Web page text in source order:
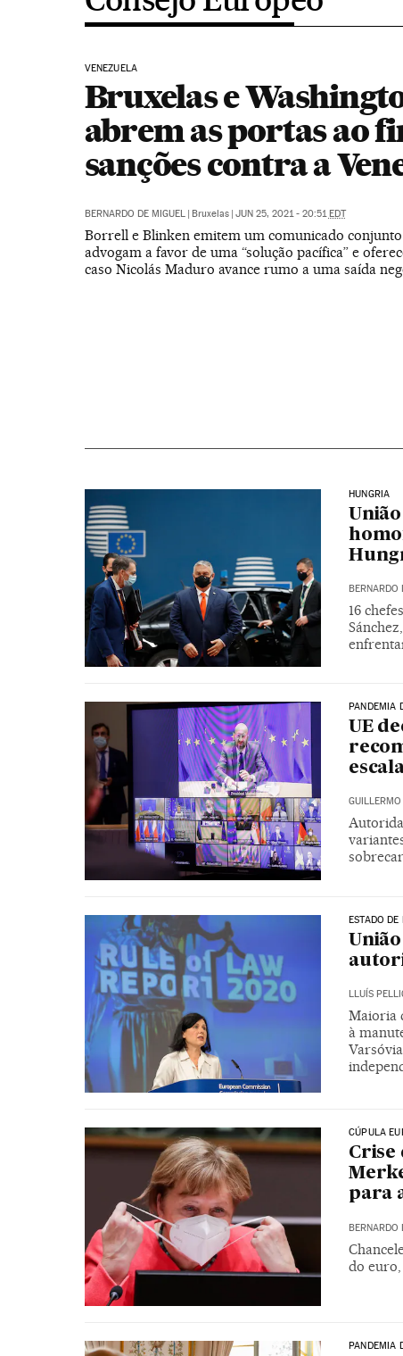
VENEZUELA
Bruxelas e
abrem as portas ao
sanções contra a
BERNARDO DE MIGUEL | Bruxelas | JUN 25, 2021 - 20:51EDT
Borrell e Blinken emitem um comunicado
advogam a favor de uma “solução pacífica” e
caso Nicolás Maduro avance rumo a uma saída
HUNGRIA
BERNARDO
16
PANDEMIA
UE
ESTADO DE
LLUÍS
Maioria
à
CÚPULA
Crise
para
BERNARDO
do
PANDEMIA